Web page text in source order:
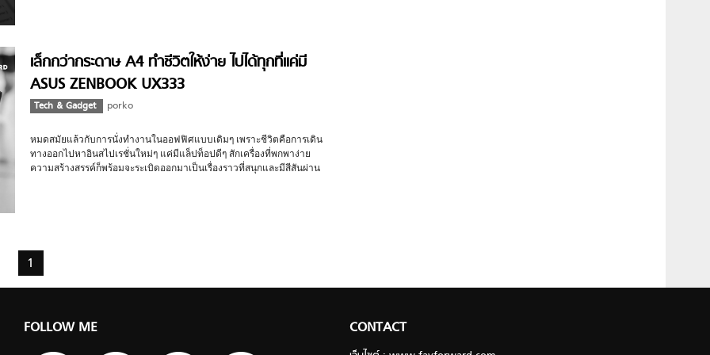
เล็กกว่ากระดาษ A4 ทำชีวิตให้ง่าย ไปได้ทุกที่แค่มี
ASUS ZENBOOK UX333
Tech & Gadget porko
หมดสมัยแล้วกับการนั่งทำงานในออฟฟิศแบบเดิมๆ เพราะชีวิตคือการเดิน
ทางออกไปหาอินสไปเรชั่นใหม่ๆ แค่มีแล็ปท็อปดีๆ สักเครื่องที่พกพาง่าย
ความสร้างสรรค์ก็พร้อมจะระเบิดออกมาเป็นเรื่องราวที่สนุกและมีสีสันผ่าน
1
FOLLOW ME CONTACT